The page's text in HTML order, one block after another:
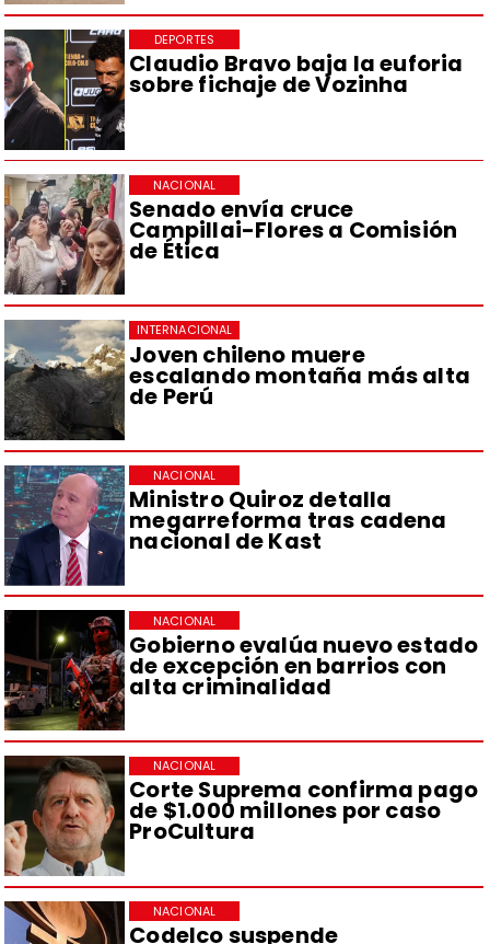
Claudio Bravo baja la euforia
sobre fichaje de Vozinha
DEPORTES
Senado envía cruce
Campillai-Flores a Comisión
de Ética
NACIONAL
Joven chileno muere
escalando montaña más alta
de Perú
INTERNACIONAL
Ministro Quiroz detalla
megarreforma tras cadena
nacional de Kast
NACIONAL
Gobierno evalúa nuevo estado
de excepción en barrios con
alta criminalidad
NACIONAL
Corte Suprema confirma pago
de $1.000 millones por caso
ProCultura
NACIONAL
Codelco suspende
NACIONAL